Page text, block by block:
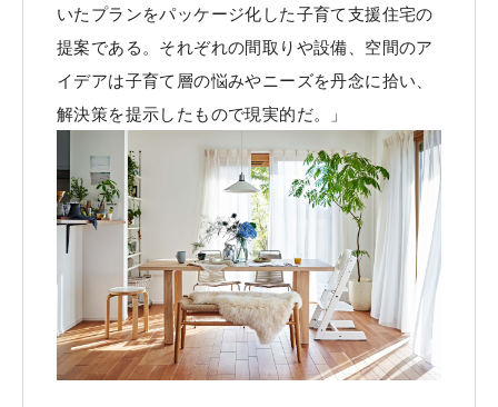
いたプランをパッケージ化した子育て支援住宅の
提案である。それぞれの間取りや設備、空間のア
イデアは子育て層の悩みやニーズを丹念に拾い、
解決策を提示したもので現実的だ。」